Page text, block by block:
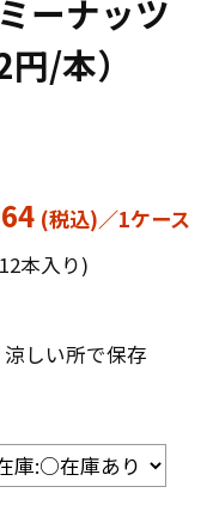
ーナッツ
/本）
本入り)
しい所で保存